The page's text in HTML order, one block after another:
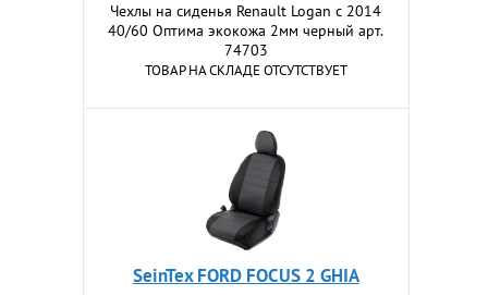
Чехлы на сиденья Renault Logan c 2014
40/60 Оптима экокожа 2мм черный арт.
74703
ТОВАР НА СКЛАДЕ ОТСУТСТВУЕТ
SeinTex FORD FOCUS 2 GHIA